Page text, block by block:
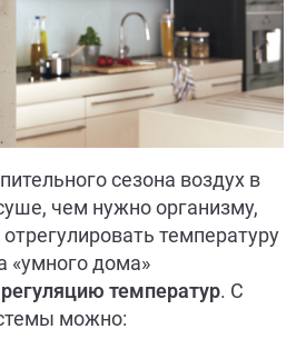
сезона воздух в
чем нужно организму,
температуру
«умного дома»
регуляцию температур. С
можно: